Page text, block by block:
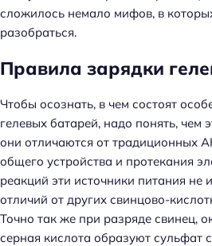
сложилось немало мифов, в
разобраться.
Правила зарядки
Чтобы осознать, в чем состоят
гелевых батарей, надо понять, чем
они отличаются от традиционных
общего устройства и протекания
реакций эти источники питания не
отличий от других свинцово-
Точно так же при разряде свинец,
серная кислота образуют сульфат